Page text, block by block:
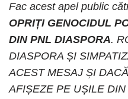
Fac acest apel public
OPRIȚI GENOCIDUL
DIN PNL DIASPORA.
DIASPORA ȘI
ACEST MESAJ ȘI
AFIȘEZE PE UȘILE